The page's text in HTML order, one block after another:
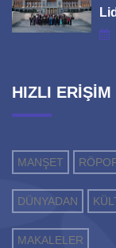
HIZLI ERİŞİM
MANŞET
DÜNYADAN
MAKALELER